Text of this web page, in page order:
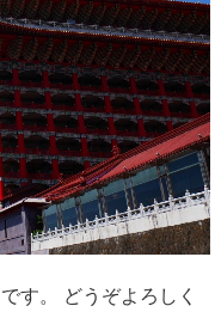
す。 どうぞよろしく